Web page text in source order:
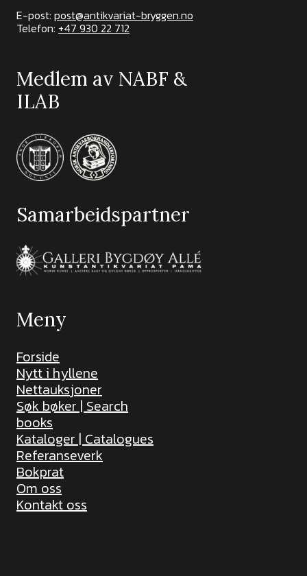
E-post: post@antikvariat-bryggen.no
Telefon: +47 930 22 712
Medlem av NABF &
ILAB
Samarbeidspartner
Meny
Forside
Nytt i hyllene
Nettauksjoner
Søk bøker | Search
books
Kataloger | Catalogues
Referanseverk
Bokprat
Om oss
Kontakt oss